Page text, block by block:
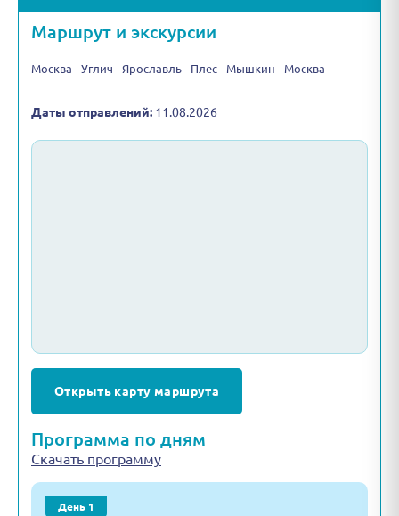
Маршрут и экскурсии
Москва - Углич - Ярославль - Плес - Мышкин - Москва
Даты отправлений: 11.08.2026
Открыть карту маршрута
Программа по дням
Скачать программу
День 1